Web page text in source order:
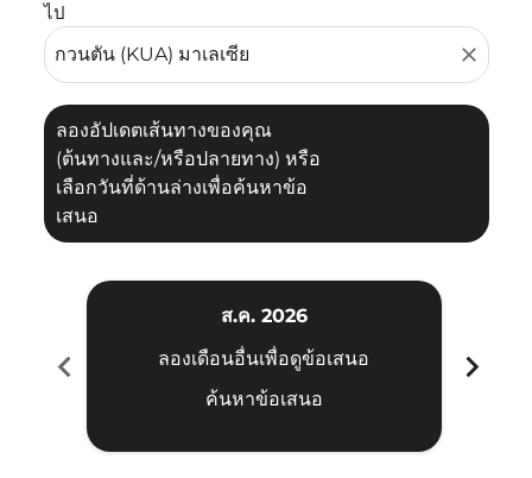
ไป
close
ลองอัปเดตเส้นทางของคุณ
(ต้นทางและ/หรือปลายทาง) หรือ
เลือกวันที่ด้านล่างเพื่อค้นหาข้อ
เสนอ
chevron_left
ส.ค. 2026
ลองเดือนอื่นเพื่อดูข้อเสนอ
ค้นหาข้อเสนอ
chevron_right